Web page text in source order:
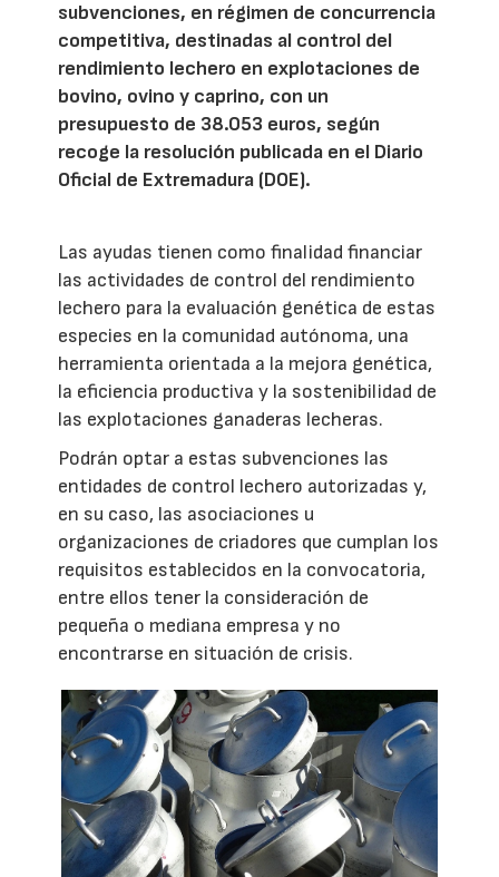
subvenciones, en régimen de concurrencia
competitiva, destinadas al control del
rendimiento lechero en explotaciones de
bovino, ovino y caprino, con un
presupuesto de 38.053 euros, según
recoge la resolución publicada en el Diario
Oficial de Extremadura (DOE).
Las ayudas tienen como finalidad financiar
las actividades de control del rendimiento
lechero para la evaluación genética de estas
especies en la comunidad autónoma, una
herramienta orientada a la mejora genética,
la eficiencia productiva y la sostenibilidad de
las explotaciones ganaderas lecheras.
Podrán optar a estas subvenciones las
entidades de control lechero autorizadas y,
en su caso, las asociaciones u
organizaciones de criadores que cumplan los
requisitos establecidos en la convocatoria,
entre ellos tener la consideración de
pequeña o mediana empresa y no
encontrarse en situación de crisis.